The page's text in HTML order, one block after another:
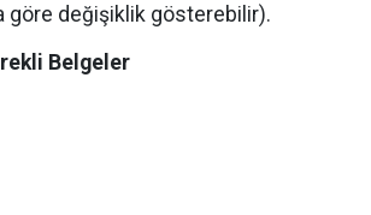
göre değişiklik gösterebilir).
Belgeler